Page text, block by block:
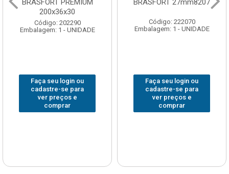
BRASFORT PREMIUM
200x36x30
Código: 202290
Embalagem: 1 - UNIDADE
Faça seu login ou
cadastre-se para
ver preços e
comprar
BRASFORT 27mm8207
Código: 222070
Embalagem: 1 - UNIDADE
Faça seu login ou
cadastre-se para
ver preços e
comprar